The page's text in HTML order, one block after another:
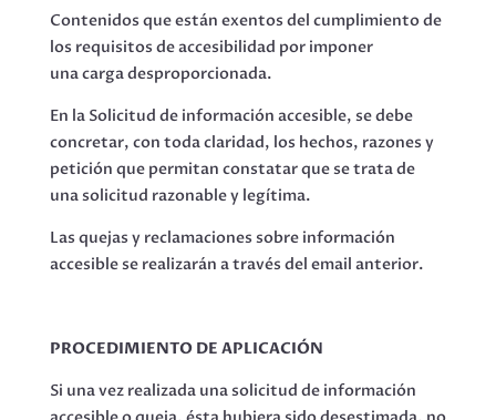
Contenidos que están exentos del cumplimiento de
los requisitos de accesibilidad por imponer
una carga desproporcionada.
En la Solicitud de información accesible, se debe
concretar, con toda claridad, los hechos, razones y
petición que permitan constatar que se trata de
una solicitud razonable y legítima.
Las quejas y reclamaciones sobre información
accesible se realizarán a través del email anterior.
PROCEDIMIENTO DE APLICACIÓN
Si una vez realizada una solicitud de información